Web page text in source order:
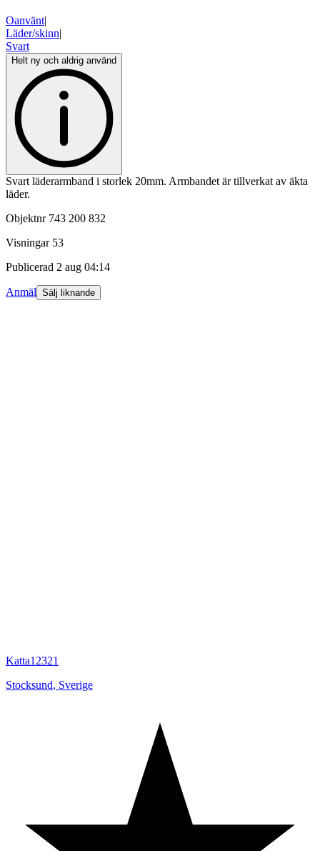
Oanvänt|
Läder/skinn|
Svart
Helt ny och aldrig använd
Svart läderarmband i storlek 20mm. Armbandet är tillverkat av äkta
läder.
Objektnr 743 200 832
Visningar 53
Publicerad 2 aug 04:14
Anmäl Sälj liknande
Katta12321
Stocksund, Sverige